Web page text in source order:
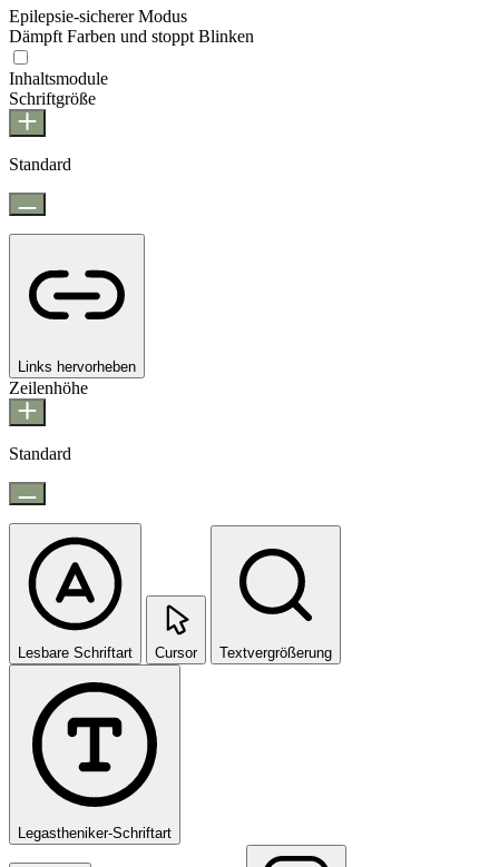
Epilepsie-sicherer Modus
Dämpft Farben und stoppt Blinken
Inhaltsmodule
Schriftgröße
Standard
Links hervorheben
Zeilenhöhe
Standard
Lesbare Schriftart Cursor Textvergrößerung
Legastheniker-Schriftart